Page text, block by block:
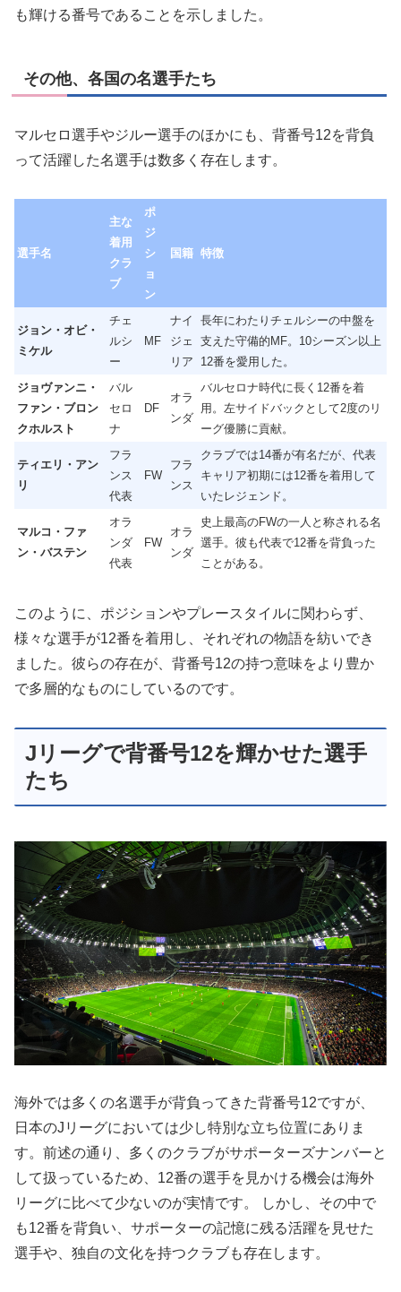
も輝ける番号であることを示しました。
その他、各国の名選手たち
マルセロ選手やジルー選手のほかにも、背番号12を背負
って活躍した名選手は数多く存在します。
選手名
主な
着用
クラ
ブ
ポ
ジ
シ
ョ
ン
国籍 特徴
ジョン・オビ・
ミケル
チェ
ルシ
ー
MF
ナイ
ジェ
リア
長年にわたりチェルシーの中盤を
支えた守備的MF。10シーズン以上
12番を愛用した。
ジョヴァンニ・
ファン・ブロン
クホルスト
バル
セロ
ナ
DF
オラ
ンダ
バルセロナ時代に長く12番を着
用。左サイドバックとして2度のリ
ーグ優勝に貢献。
ティエリ・アン
リ
フラ
ンス
代表
FW
フラ
ンス
クラブでは14番が有名だが、代表
キャリア初期には12番を着用して
いたレジェンド。
マルコ・ファ
ン・バステン
オラ
ンダ
代表
FW
オラ
ンダ
史上最高のFWの一人と称される名
選手。彼も代表で12番を背負った
ことがある。
このように、ポジションやプレースタイルに関わらず、
様々な選手が12番を着用し、それぞれの物語を紡いでき
ました。彼らの存在が、背番号12の持つ意味をより豊か
で多層的なものにしているのです。
Jリーグで背番号12を輝かせた選手
たち
海外では多くの名選手が背負ってきた背番号12ですが、
日本のJリーグにおいては少し特別な立ち位置にありま
す。前述の通り、多くのクラブがサポーターズナンバーと
して扱っているため、12番の選手を見かける機会は海外
リーグに比べて少ないのが実情です。 しかし、その中で
も12番を背負い、サポーターの記憶に残る活躍を見せた
選手や、独自の文化を持つクラブも存在します。